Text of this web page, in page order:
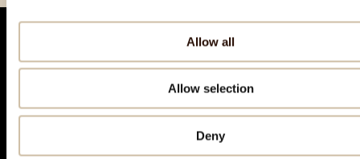
Allow all
Allow selection
Deny